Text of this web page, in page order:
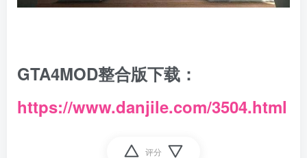
GTA4MOD整合版下载：
https://www.danjile.com/3504.html
评分